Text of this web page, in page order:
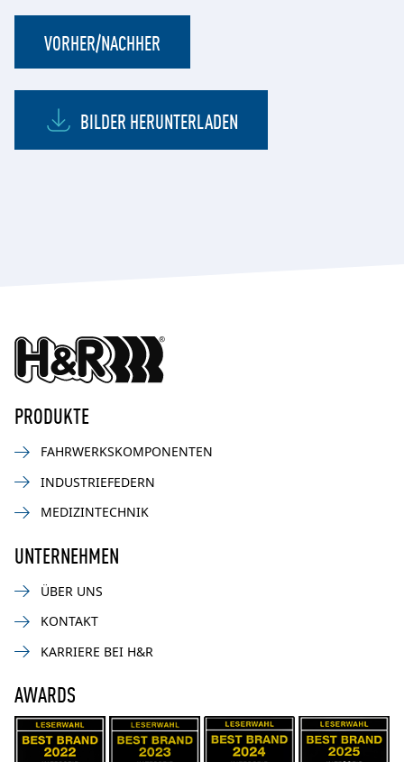
VORHER/NACHHER
BILDER HERUNTERLADEN
PRODUKTE
FAHRWERKSKOMPONENTEN
INDUSTRIEFEDERN
MEDIZINTECHNIK
UNTERNEHMEN
ÜBER UNS
KONTAKT
KARRIERE BEI H&R
AWARDS